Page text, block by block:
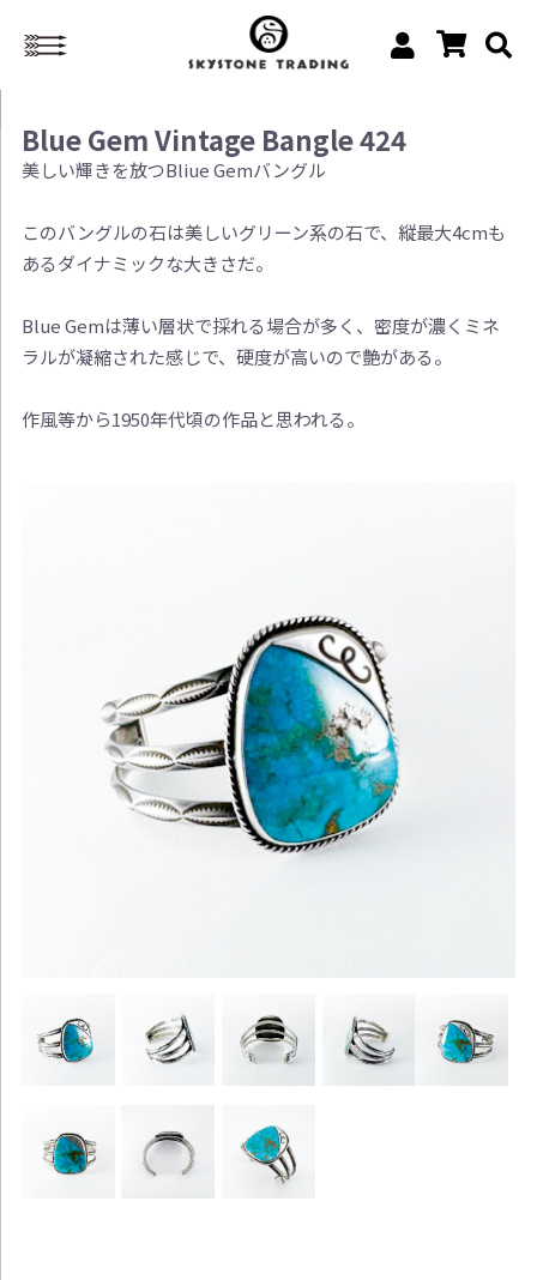
Blue Gem Vintage Bangle 424
美しい輝きを放つBliue Gemバングル
このバングルの石は美しいグリーン系の石で、縦最大4cmも
あるダイナミックな大きさだ。
Blue Gemは薄い層状で採れる場合が多く、密度が濃くミネ
ラルが凝縮された感じで、硬度が高いので艶がある。
作風等から1950年代頃の作品と思われる。